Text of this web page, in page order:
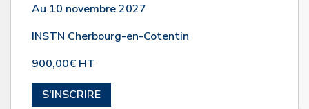
Au 10 novembre 2027
INSTN Cherbourg-en-Cotentin
900,00€ HT
S'INSCRIRE